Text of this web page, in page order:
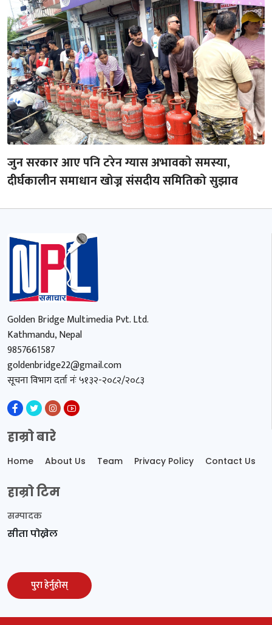
जुन सरकार आए पनि टरेन ग्यास अभावको समस्या,
दीर्घकालीन समाधान खोज्न संसदीय समितिको सुझाव
Golden Bridge Multimedia Pvt. Ltd.
Kathmandu, Nepal
9857661587
goldenbridge22@gmail.com
सूचना विभाग दर्ता नंः ५१३२-२०८२/२०८३
हाम्रो बारे
Home About Us Team Privacy Policy Contact Us
हाम्रो टिम
सम्पादक
सीता पोख्रेल
पुरा हेर्नुहोस्